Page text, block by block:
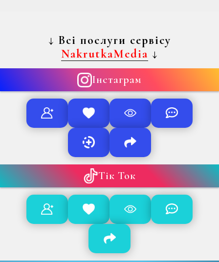
↓ Всі послуги сервісу
NakrutkaMedia ↓
Інстаграм
Тік Ток